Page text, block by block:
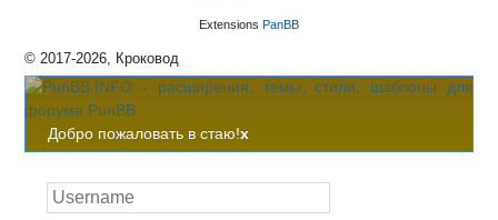
Extensions PanBB
© 2017-2026, Кроковод
Добро пожаловать в стаю!x